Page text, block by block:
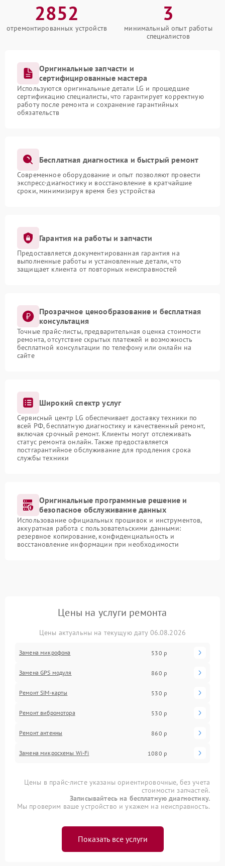
2852
отремонтированных устройств
3
минимальный опыт работы
специалистов
Оригинальные запчасти и
сертифицированные мастера
Используются оригинальные детали LG и прошедшие
сертификацию специалисты, что гарантирует корректную
работу после ремонта и сохранение гарантийных
обязательств
Бесплатная диагностика и быстрый ремонт
Современное оборудование и опыт позволяют провести
экспресс-диагностику и восстановление в кратчайшие
сроки, минимизируя время без устройства
Гарантия на работы и запчасти
Предоставляется документированная гарантия на
выполненные работы и установленные детали, что
защищает клиента от повторных неисправностей
Прозрачное ценообразование и бесплатная
консультация
Точные прайс-листы, предварительная оценка стоимости
ремонта, отсутствие скрытых платежей и возможность
бесплатной консультации по телефону или онлайн на
сайте
Широкий спектр услуг
Сервисный центр LG обеспечивает доставку техники по
всей РФ, бесплатную диагностику и качественный ремонт,
включая срочный ремонт. Клиенты могут отслеживать
статус ремонта онлайн. Также предоставляется
постгарантийное обслуживание для продления срока
службы техники
Оригинальные программные решение и
безопасное обслуживание данных
Использование официальных прошивок и инструментов,
аккуратная работа с пользовательскими данными:
резервное копирование, конфиденциальность и
восстановление информации при необходимости
Цены на услуги ремонта
Цены актуальны на текущую дату 06.08.2026
Замена микрофона 530 р
Замена GPS модуля 860 р
Ремонт SIM-карты 530 р
Ремонт вибромотора 530 р
Ремонт антенны 860 р
Замена микросхемы Wi-Fi 1080 р
Цены в прайс-листе указаны ориентировочные, без учета
стоимости запчастей.
Записывайтесь на бесплатную диагностику.
Мы проверим ваше устройство и укажем на неисправность.
Показать все услуги